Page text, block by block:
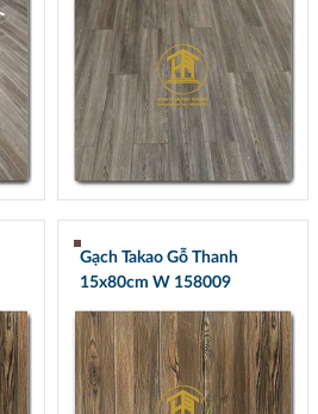
Gạch Takao Gỗ Thanh
15x80cm W 158009